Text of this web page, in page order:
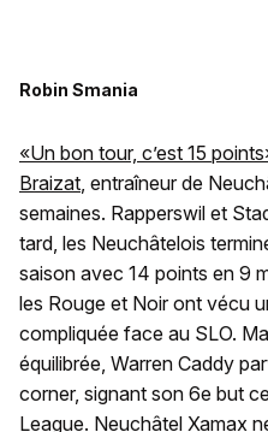
Robin Smania
«Un bon tour, c’est 15
Braizat, entraîneur de
semaines. Rapperswil et
tard, les Neuchâtelois
saison avec 14 points en 9
les Rouge et Noir ont vécu
compliquée face au SLO.
équilibrée, Warren Caddy
corner, signant son 6e but
League. Neuchâtel Xamax